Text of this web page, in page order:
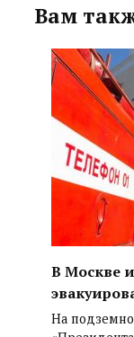
Вам
В Москве
На